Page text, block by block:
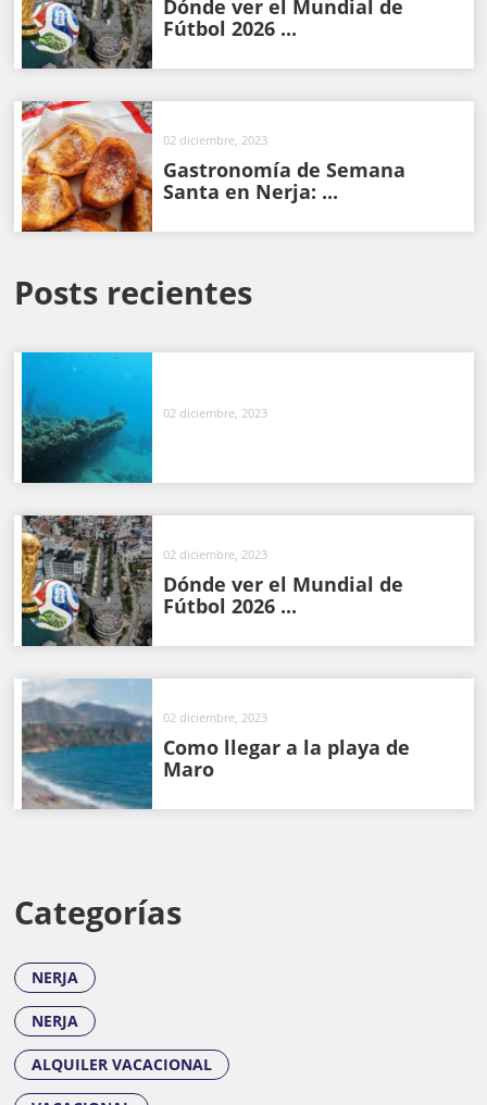
Dónde ver el Mundial de
Fútbol 2026 ...
02 diciembre, 2023
Gastronomía de Semana
Santa en Nerja: ...
Posts recientes
02 diciembre, 2023
02 diciembre, 2023
Dónde ver el Mundial de
Fútbol 2026 ...
02 diciembre, 2023
Como llegar a la playa de
Maro
Categorías
NERJA
NERJA
ALQUILER VACACIONAL